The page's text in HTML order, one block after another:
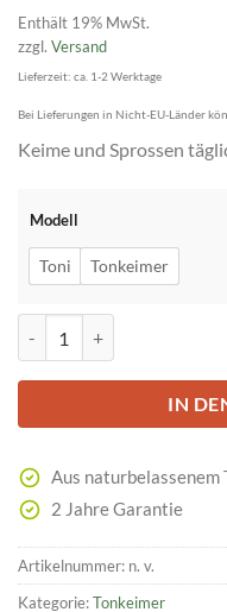
Enthält 19% MwSt.
zzgl. Versand
Lieferzeit: ca. 1-2 Werktage
Bei Lieferungen in Nicht-EU-Länder
Keime und Sprossen
Modell
Toni Tonkeimer
IN
Aus naturbelassenem
2 Jahre Garantie
Artikelnummer: n. v.
Kategorie:Tonkeimer